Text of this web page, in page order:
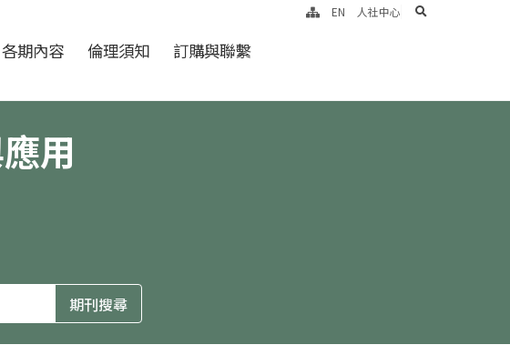
各期內容 倫理須知 訂購與聯繫
EN 人社中心 search
用